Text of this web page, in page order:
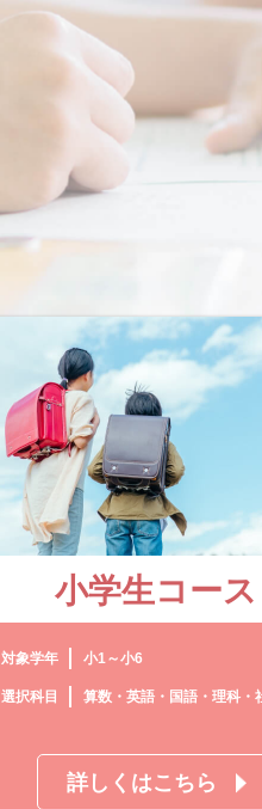
小学生コース
対象学年 小1～小6
選択科目 算数・英語・国語・理科・
詳しくはこちら